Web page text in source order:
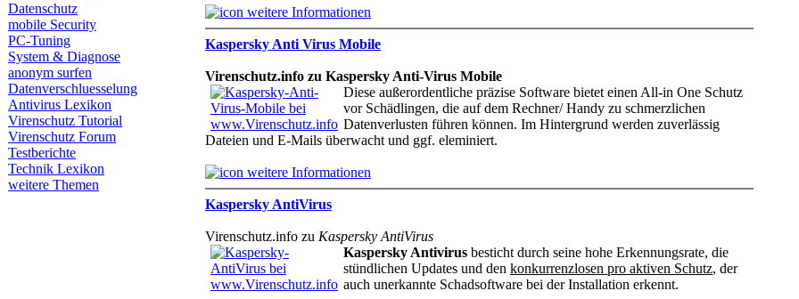
Datenschutz
mobile Security
PC-Tuning
System & Diagnose
anonym surfen
Datenverschluesselung
Antivirus Lexikon
Virenschutz Tutorial
Virenschutz Forum
Testberichte
Technik Lexikon
weitere Themen
weitere Informationen
Kaspersky Anti Virus Mobile
Virenschutz.info zu Kaspersky Anti-Virus Mobile
Diese außerordentliche präzise Software bietet einen All-in One Schutz
vor Schädlingen, die auf dem Rechner/ Handy zu schmerzlichen
Datenverlusten führen können. Im Hintergrund werden zuverlässig
Dateien und E-Mails überwacht und ggf. eleminiert.
weitere Informationen
Kaspersky AntiVirus
Virenschutz.info zu Kaspersky AntiVirus
Kaspersky Antivirus besticht durch seine hohe Erkennungsrate, die
stündlichen Updates und den konkurrenzlosen pro aktiven Schutz, der
auch unerkannte Schadsoftware bei der Installation erkennt.